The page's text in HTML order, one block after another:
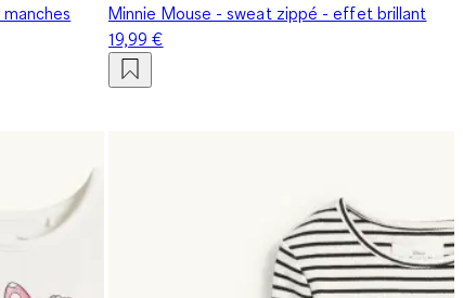
Minnie Mouse - sweat zippé - effet brillant
19,99 €